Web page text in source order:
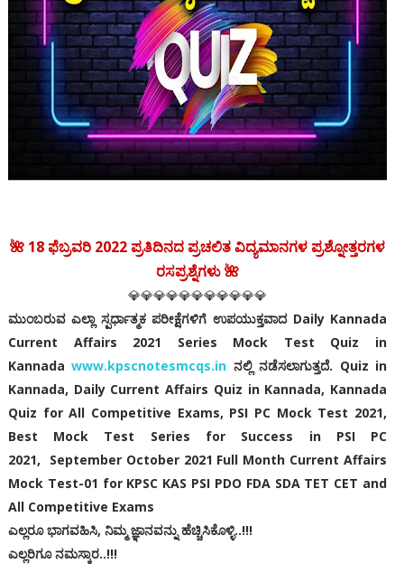
🌺 18 ಫೆಬ್ರವರಿ 2022 ಪ್ರತಿದಿನದ ಪ್ರಚಲಿತ ವಿದ್ಯಮಾನಗಳ ಪ್ರಶ್ನೋತ್ತರಗಳ
ರಸಪ್ರಶ್ನೆಗಳು 🌺
💎💎💎💎💎💎💎💎💎💎💎
ಮುಂಬರುವ ಎಲ್ಲಾ ಸ್ಪರ್ಧಾತ್ಮಕ ಪರೀಕ್ಷೆಗಳಿಗೆ ಉಪಯುಕ್ತವಾದ Daily Kannada
Current Affairs 2021 Series Mock Test Quiz in
Kannadawww.kpscnotesmcqs.in ನಲ್ಲಿ ನಡೆಸಲಾಗುತ್ತದೆ‌. Quiz in
Kannada, Daily Current Affairs Quiz in Kannada, Kannada
Quiz for All Competitive Exams, PSI PC Mock Test 2021,
Best Mock Test Series for Success in PSI PC
2021, September October 2021 Full Month Current Affairs
Mock Test-01 for KPSC KAS PSI PDO FDA SDA TET CET and
All Competitive Exams
ಎಲ್ಲರೂ ಭಾಗವಹಿಸಿ, ನಿಮ್ಮ ಜ್ಞಾನವನ್ನು ಹೆಚ್ಚಿಸಿಕೊಳ್ಳಿ..!!!
ಎಲ್ಲರಿಗೂ ನಮಸ್ಕಾರ..!!!